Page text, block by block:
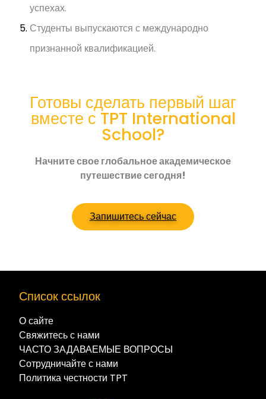
успехах.
Студенты выпускаются с международно
признанной квалификацией.
Готовы сделать первый шаг
вместе с TPT International
School?
Начните свое глобальное академическое
путешествие сегодня!
Запишитесь сейчас
Список ссылок
О сайте
Свяжитесь с нами
ЧАСТО ЗАДАВАЕМЫЕ ВОПРОСЫ
Сотрудничайте с нами
Политика честности TPT